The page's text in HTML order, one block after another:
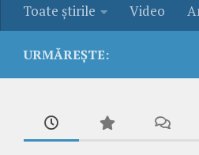
Toate ştirile Video
URMĂREȘTE: